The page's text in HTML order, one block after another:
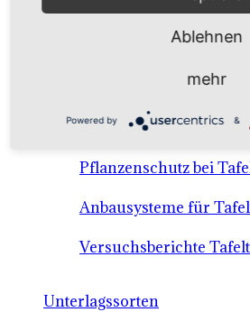
Anbausysteme & Recht
Tafeltrauben A-Z
Tafeltraubenanbau -
Voraussetzungen
Pflanzenschutz bei
Anbausysteme für
Versuchsberichte
Unterlagssorten
Ablehnen
mehr
Powered by &